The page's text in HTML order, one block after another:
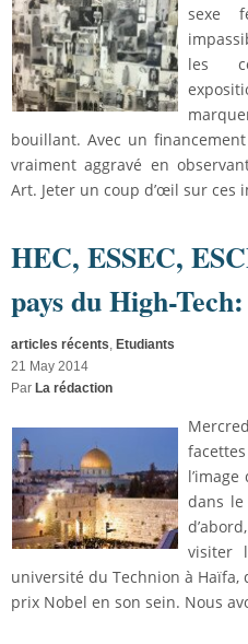
sexe
les
bouillant. Avec un
vraiment aggravé en
Art. Jeter un coup d’œil sur ces
HEC, ESSEC,
pays du High-
articles récents, Etudiants
21 May 2014
Par La rédaction
dans
visiter
université du Technion à
prix Nobel en son sein. Nous